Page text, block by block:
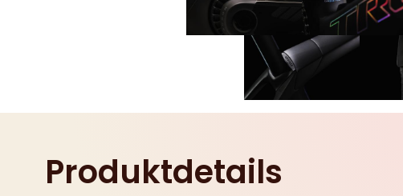
Produktdetails